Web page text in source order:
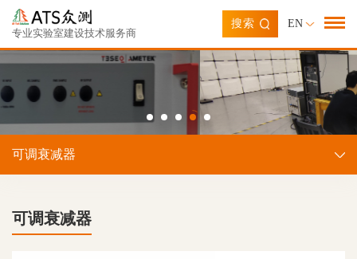
专业实验室建设技术服务商
搜索 EN
可调衰减器
可调衰减器